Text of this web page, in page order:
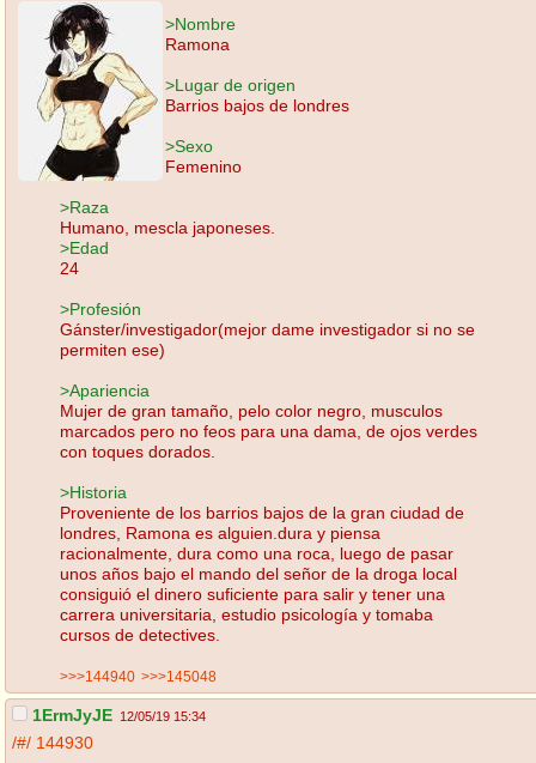
>Nombre
Ramona
>Lugar de origen
Barrios bajos de londres
>Sexo
Femenino
>Raza
Humano, mescla japoneses.
>Edad
24
>Profesión
Gánster/investigador(mejor dame investigador si no se
permiten ese)
>Apariencia
Mujer de gran tamaño, pelo color negro, musculos
marcados pero no feos para una dama, de ojos verdes
con toques dorados.
>Historia
Proveniente de los barrios bajos de la gran ciudad de
londres, Ramona es alguien.dura y piensa
racionalmente, dura como una roca, luego de pasar
unos años bajo el mando del señor de la droga local
consiguió el dinero suficiente para salir y tener una
carrera universitaria, estudio psicología y tomaba
cursos de detectives.
>>>144940 >>>145048
1ErmJyJE 12/05/19 15:34
/#/ 144930